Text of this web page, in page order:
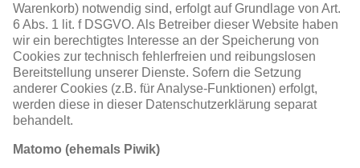
Warenkorb) notwendig sind, erfolgt auf Grundlage von Art.
6 Abs. 1 lit. f DSGVO. Als Betreiber dieser Website haben
wir ein berechtigtes Interesse an der Speicherung von
Cookies zur technisch fehlerfreien und reibungslosen
Bereitstellung unserer Dienste. Sofern die Setzung
anderer Cookies (z.B. für Analyse-Funktionen) erfolgt,
werden diese in dieser Datenschutzerklärung separat
behandelt.
Matomo (ehemals Piwik)